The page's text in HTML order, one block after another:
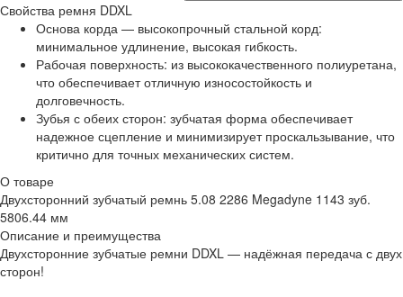
Свойства ремня DDXL
Основа корда — высокопрочный стальной корд:
минимальное удлинение, высокая гибкость.
Рабочая поверхность: из высококачественного полиуретана,
что обеспечивает отличную износостойкость и
долговечность.
Зубья с обеих сторон: зубчатая форма обеспечивает
надежное сцепление и минимизирует проскальзывание, что
критично для точных механических систем.
О товаре
Двухсторонний зубчатый ремнь 5.08 2286 Megadyne 1143 зуб.
5806.44 мм
Описание и преимущества
Двухсторонние зубчатые ремни DDXL — надёжная передача с двух
сторон!